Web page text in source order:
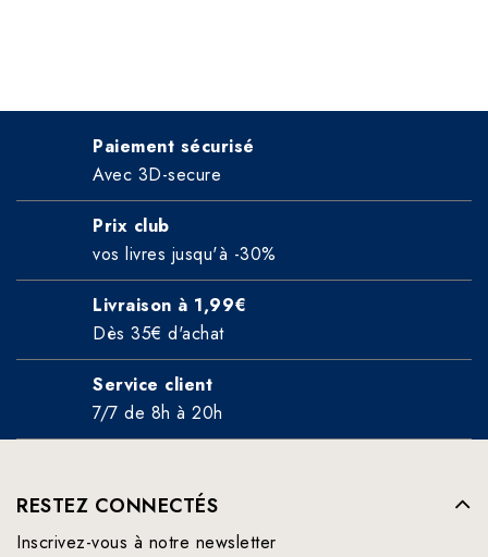
Paiement sécurisé
Avec 3D-secure
Prix club
vos livres jusqu'à -30%
Livraison à 1,99€
Dès 35€ d'achat
Service client
7/7 de 8h à 20h
RESTEZ CONNECTÉS
Inscrivez-vous à notre newsletter